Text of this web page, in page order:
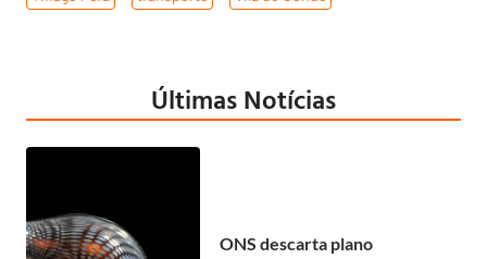
Últimas Notícias
ONS descarta plano